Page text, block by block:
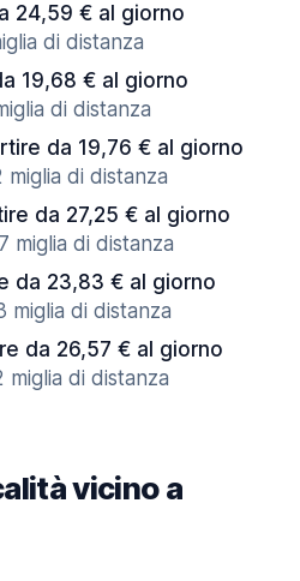
24,59 € al giorno
di distanza
19,68 € al giorno
di distanza
da 19,76 € al giorno
di distanza
da 27,25 € al giorno
miglia di distanza
da 23,83 € al giorno
di distanza
da 26,57 € al giorno
di distanza
vicino a